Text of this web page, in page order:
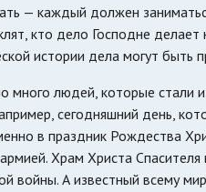
— каждый должен
кто дело Господне
истории дела могут быть
много людей, которые стали
сегодняшний день,
в праздник Рождества
Храм Христа
войны. А известный всему